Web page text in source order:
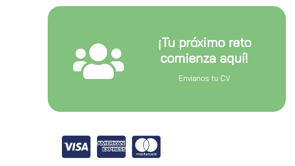
¡Tu próximo reto
comienza aquí!
Envianos tu CV